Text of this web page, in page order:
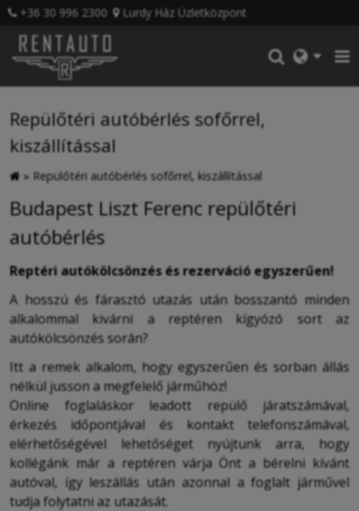
+36 30 996 2300 Lurdy Ház Üzletközpont
Repülőtéri autóbérlés sofőrrel,
kiszállítással
» Repülőtéri autóbérlés sofőrrel, kiszállítással
Budapest Liszt Ferenc repülőtéri
autóbérlés
Reptéri autókölcsönzés és rezerváció egyszerűen!
A hosszú és fárasztó utazás után bosszantó minden
alkalommal kivárni a reptéren kígyózó sort az
autókölcsönzés során?
Itt a remek alkalom, hogy egyszerűen és sorban állás
nélkül jusson a megfelelő járműhöz!
Online foglaláskor leadott repülő járatszámával,
érkezés időpontjával és kontakt telefonszámával,
elérhetőségével lehetőséget nyújtunk arra, hogy
kollégánk már a reptéren várja Önt a bérelni kívánt
autóval, így leszállás után azonnal a foglalt járművel
tudja folytatni az utazását.